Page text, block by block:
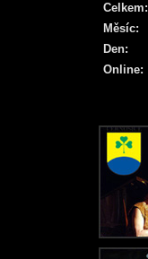
Online:
Celkem:
Měsíc:
Den: